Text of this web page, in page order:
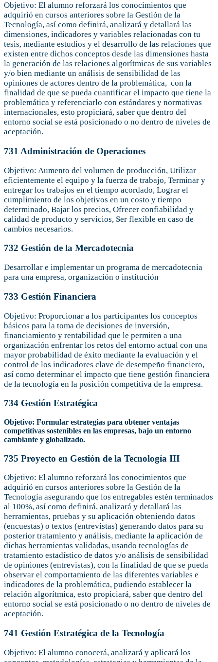
Objetivo: El alumno reforzará los conocimientos que
adquirió en cursos anteriores sobre la Gestión de la
Tecnología, así como definirá, analizará y detallará las
dimensiones, indicadores y variables relacionadas con tu
tesis, mediante estudios y el desarrollo de las relaciones que
existen entre dichos conceptos desde las dimensiones hasta
la generación de las relaciones algorítmicas de sus variables
y/o bien mediante un análisis de sensibilidad de las
opiniones de actores dentro de la problemática, con la
finalidad de que se pueda cuantificar el impacto que tiene la
problemática y referenciarlo con estándares y normativas
internacionales, esto propiciará, saber que dentro del
entorno social se está posicionado o no dentro de niveles de
aceptación.
731 Administración de Operaciones
Objetivo: Aumento del volumen de producción, Utilizar
eficientemente el equipo y la fuerza de trabajo, Terminar y
entregar los trabajos en el tiempo acordado, Lograr el
cumplimiento de los objetivos en un costo y tiempo
determinado, Bajar los precios, Ofrecer confiabilidad y
calidad de producto y servicios, Ser flexible en caso de
cambios necesarios.
732 Gestión de la Mercadotecnia
Desarrollar e implementar un programa de mercadotecnia
para una empresa, organización o institución
733 Gestión Financiera
Objetivo: Proporcionar a los participantes los conceptos
básicos para la toma de decisiones de inversión,
financiamiento y rentabilidad que le permiten a una
organización enfrentar los retos del entorno actual con una
mayor probabilidad de éxito mediante la evaluación y el
control de los indicadores clave de desempeño financiero,
así como determinar el impacto que tiene gestión financiera
de la tecnología en la posición competitiva de la empresa.
734 Gestión Estratégica
Objetivo: Formular estrategias para obtener ventajas
competitivas sostenibles en las empresas, bajo un entorno
cambiante y globalizado.
735 Proyecto en Gestión de la Tecnología III
Objetivo: El alumno reforzará los conocimientos que
adquirió en cursos anteriores sobre la Gestión de la
Tecnología asegurando que los entregables estén terminados
al 100%, así como definirá, analizará y detallará las
herramientas, pruebas y su aplicación obteniendo datos
(encuestas) o textos (entrevistas) generando datos para su
posterior tratamiento y análisis, mediante la aplicación de
dichas herramientas validadas, usando tecnologías de
tratamiento estadístico de datos y/o análisis de sensibilidad
de opiniones (entrevistas), con la finalidad de que se pueda
observar el comportamiento de las diferentes variables e
indicadores de la problemática, pudiendo establecer la
relación algorítmica, esto propiciará, saber que dentro del
entorno social se está posicionado o no dentro de niveles de
aceptación.
741 Gestión Estratégica de la Tecnología
Objetivo: El alumno conocerá, analizará y aplicará los